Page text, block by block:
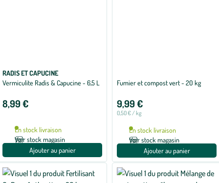
RADIS ET CAPUCINE
Vermiculite Radis & Capucine - 6,5 L
8,99 €
En stock livraison
Voir stock magasin
Ajouter au panier
Fumier et compost vert - 20 kg
9,99 €
0,50 € / kg
En stock livraison
Voir stock magasin
Ajouter au panier